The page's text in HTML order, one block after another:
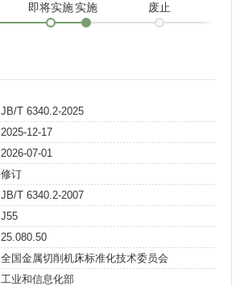
即将实施实施 废止
JB/T 6340.2-2025
2025-12-17
2026-07-01
修订
JB/T 6340.2-2007
J55
25.080.50
全国金属切削机床标准化技术委员会
工业和信息化部